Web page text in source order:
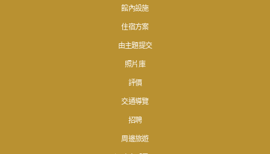
館內設施
住宿方案
由主題提交
照片庫
評價
交通導覽
招聘
周邊旅遊